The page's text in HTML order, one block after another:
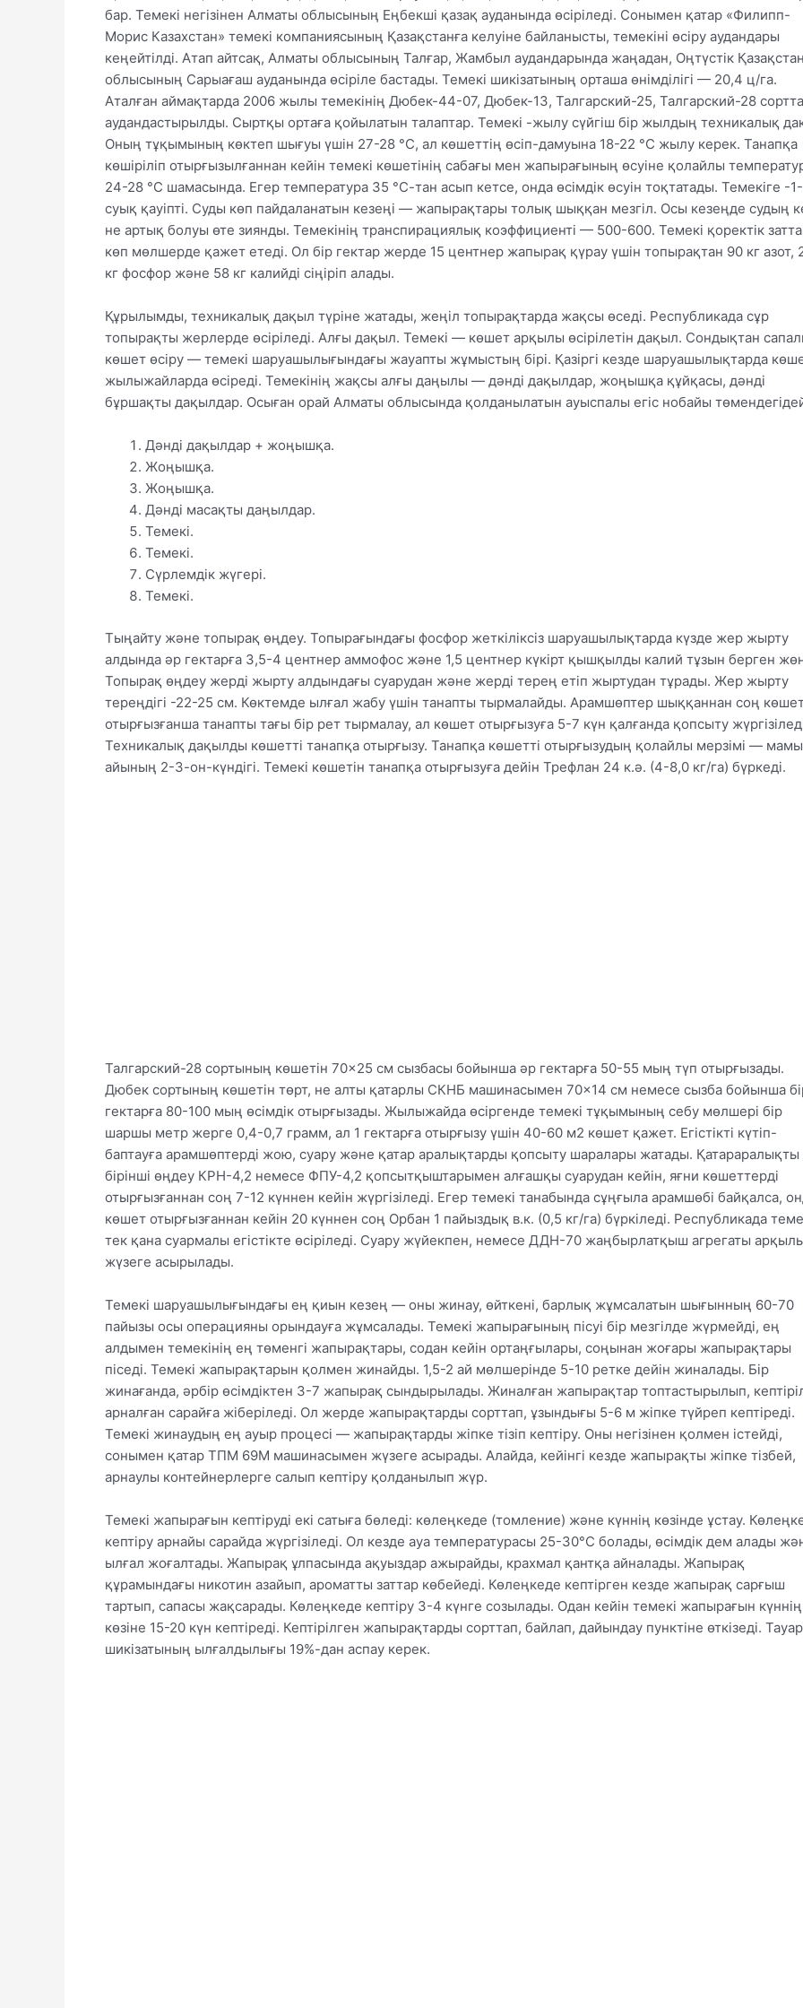
бар. Темекі негізінен Алматы облысының Еңбекші қазақ ауданында өсіріледі. Сонымен қатар «Филипп-
Морис Казахстан» темекі компаниясының Қазақстанға келуіне байланысты, темекіні өсіру аудандары
кеңейтілді. Атап айтсақ, Алматы облысының Талғар, Жамбыл аудандарында жаңадан, Оңтүстік Қазақстан
облысының Сарыағаш ауданында өсіріле бастады. Темекі шикізатының орташа өнімділігі — 20,4 ц/га.
Аталған аймақтарда 2006 жылы темекінің Дюбек-44-07, Дюбек-13, Талгарский-25, Талгарский-28
аудандастырылды. Сыртқы ортаға қойылатын талаптар. Темекі -жылу сүйгіш бір жылдың техникалық
Оның тұқымының көктеп шығуы үшін 27-28 °С, ал көшеттің өсіп-дамуына 18-22 °С жылу керек. Танапқа
көшіріліп отырғызылғаннан кейін темекі көшетінің сабағы мен жапырағының өсуіне қолайлы
24-28 °С шамасында. Егер температура 35 °С-тан асып кетсе, онда өсімдік өсуін тоқтатады. Темекіге -
суық қауіпті. Суды көп пайдаланатын кезеңі — жапырақтары толық шыққан мезгіл. Осы кезеңде судың
не артық болуы өте зиянды. Темекінің транспирациялық коэффициенті — 500-600. Темекі қоректік
көп мөлшерде қажет етеді. Ол бір гектар жерде 15 центнер жапырақ қүрау үшін топырақтан 90 кг азот,
кг фосфор және 58 кг калийді сіңіріп алады.
Құрылымды, техникалық дақыл түріне жатады, жеңіл топырақтарда жақсы өседі. Республикада сұр
топырақты жерлерде өсіріледі. Алғы дақыл. Темекі — көшет арқылы өсірілетін дақыл. Сондықтан
көшет өсіру — темекі шаруашылығындағы жауапты жұмыстың бірі. Қазіргі кезде шаруашылықтарда
жылыжайларда өсіреді. Темекінің жақсы алғы даңылы — дәнді дақылдар, жоңышқа құйқасы, дәнді
бұршақты дақылдар. Осыған орай Алматы облысында қолданылатын ауыспалы егіс нобайы
Дәнді дақылдар + жоңышқа.
Жоңышқа.
Жоңышқа.
Дәнді масақты даңылдар.
Темекі.
Темекі.
Сүрлемдік жүгері.
Темекі.
Тыңайту және топырақ өңдеу. Топырағындағы фосфор жеткіліксіз шаруашылықтарда күзде жер жырту
алдында әр гектарға 3,5-4 центнер аммофос және 1,5 центнер күкірт қышқылды калий тұзын берген
Топырақ өңдеу жерді жырту алдындағы суарудан және жерді терең етіп жыртудан тұрады. Жер жырту
тереңдігі -22-25 см. Көктемде ылғал жабу үшін танапты тырмалайды. Арамшөптер шыққаннан соң
отырғызғанша танапты тағы бір рет тырмалау, ал көшет отырғызуға 5-7 күн қалғанда қопсыту
Техникалық дақылды көшетті танапқа отырғызу. Танапқа көшетті отырғызудың қолайлы мерзімі —
айының 2-3-он-күндігі. Темекі көшетін танапқа отырғызуға дейін Трефлан 24 к.ә. (4-8,0 кг/га) бүркеді.
Талгарский-28 сортының көшетін 70×25 см сызбасы бойынша әр гектарға 50-55 мың түп отырғызады.
Дюбек сортының көшетін төрт, не алты қатарлы СКНБ машинасымен 70×14 см немесе сызба бойынша
гектарға 80-100 мың өсімдік отырғызады. Жылыжайда өсіргенде темекі тұқымының себу мөлшері бір
шаршы метр жерге 0,4-0,7 грамм, ал 1 гектарға отырғызу үшін 40-60 м2 көшет қажет. Егістікті күтіп-
баптауға арамшөптерді жою, суару және қатар аралықтарды қопсыту шаралары жатады. Қатараралықты
бірінші өңдеу КРН-4,2 немесе ФПУ-4,2 қопсытқыштарымен алғашқы суарудан кейін, яғни көшеттерді
отырғызғаннан соң 7-12 күннен кейін жүргізіледі. Егер темекі танабында сұңғыла арамшөбі байқалса,
көшет отырғызғаннан кейін 20 күннен соң Орбан 1 пайыздық в.к. (0,5 кг/га) бүркіледі. Республикада
тек қана суармалы егістікте өсіріледі. Суару жүйекпен, немесе ДДН-70 жаңбырлатқыш агрегаты
жүзеге асырылады.
Темекі шаруашылығындағы ең қиын кезең — оны жинау, өйткені, барлық жұмсалатын шығынның 60-70
пайызы осы операцияны орындауға жұмсалады. Темекі жапырағының пісуі бір мезгілде жүрмейді, ең
алдымен темекінің ең төменгі жапырақтары, содан кейін ортаңғылары, соңынан жоғары жапырақтары
піседі. Темекі жапырақтарын қолмен жинайды. 1,5-2 ай мөлшерінде 5-10 ретке дейін жиналады. Бір
жинағанда, әрбір өсімдіктен 3-7 жапырақ сындырылады. Жиналған жапырақтар топтастырылып,
арналған сарайға жіберіледі. Ол жерде жапырақтарды сорттап, ұзындығы 5-6 м жіпке түйреп кептіреді.
Темекі жинаудың ең ауыр процесі — жапырақтарды жіпке тізіп кептіру. Оны негізінен қолмен істейді,
сонымен қатар ТПМ 69М машинасымен жүзеге асырады. Алайда, кейінгі кезде жапырақты жіпке тізбей,
арнаулы контейнерлерге салып кептіру қолданылып жүр.
Темекі жапырағын кептіруді екі сатыға бөледі: көлеңкеде (томление) және күннің көзінде ұстау.
кептіру арнайы сарайда жүргізіледі. Ол кезде ауа температурасы 25-30°С болады, өсімдік дем алады
ылғал жоғалтады. Жапырақ ұлпасында ақуыздар ажырайды, крахмал қантқа айналады. Жапырақ
құрамындағы никотин азайып, ароматты заттар көбейеді. Көлеңкеде кептірген кезде жапырақ сарғыш
тартып, сапасы жақсарады. Көлеңкеде кептіру 3-4 күнге созылады. Одан кейін темекі жапырағын күннің
көзіне 15-20 күн кептіреді. Кептірілген жапырақтарды сорттап, байлап, дайындау пунктіне өткізеді. Тауар
шикізатының ылғалдылығы 19%-дан аспау керек.